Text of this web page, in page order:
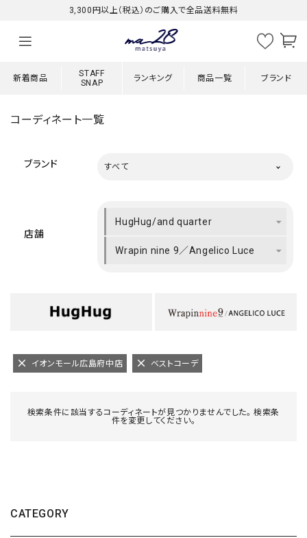
3,300円以上（税込）のご購入で全品送料無料
新着商品
STAFF
SNAP
ランキング 商品一覧 ブランド
コーディネート一覧
ブランド すべて
店舗
HugHug/and quarter
Wrapin nine 9／Angelico Luce
イオンモール広島府中店 ベストコーデ
検索条件に該当するコーディネートが見つかりませんでした。 検索条
件を変更してください。
CATEGORY